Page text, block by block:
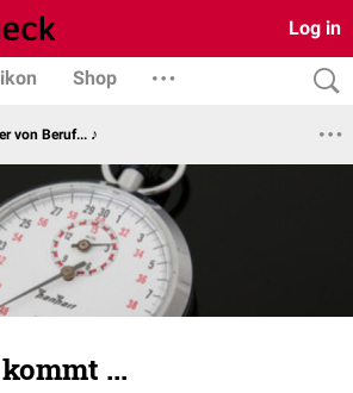
Log in
Shop
von Beruf... ♪
...